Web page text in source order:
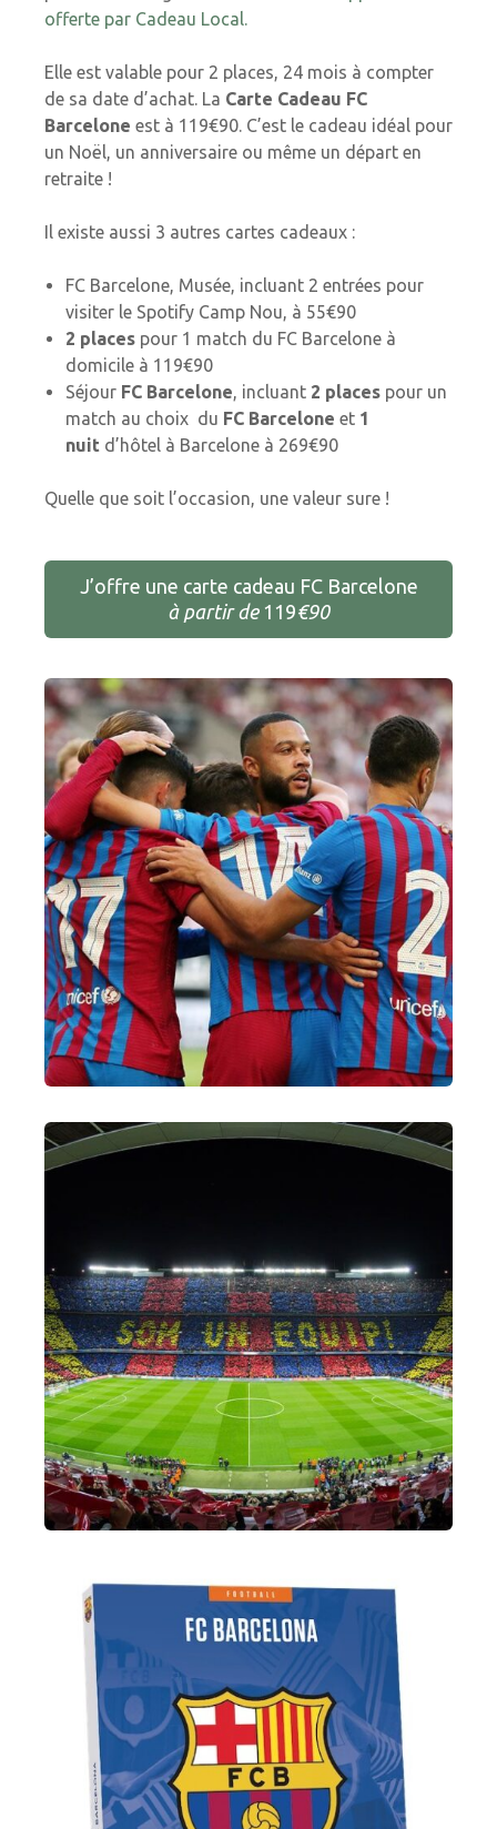
offerte par Cadeau Local.
Elle est valable pour 2 places, 24 mois à compter
de sa date d’achat. La Carte Cadeau FC
Barcelone est à 119€90. C’est le cadeau idéal pour
un Noël, un anniversaire ou même un départ en
retraite !
Il existe aussi 3 autres cartes cadeaux :
FC Barcelone, Musée, incluant 2 entrées pour
visiter le Spotify Camp Nou, à 55€90
2 places pour 1 match du FC Barcelone à
domicile à 119€90
Séjour FC Barcelone, incluant 2 places pour un
match au choix du FC Barcelone et 1
nuit d’hôtel à Barcelone à 269€90
Quelle que soit l’occasion, une valeur sure !
J’offre une carte cadeau FC Barcelone
à partir de 119€90